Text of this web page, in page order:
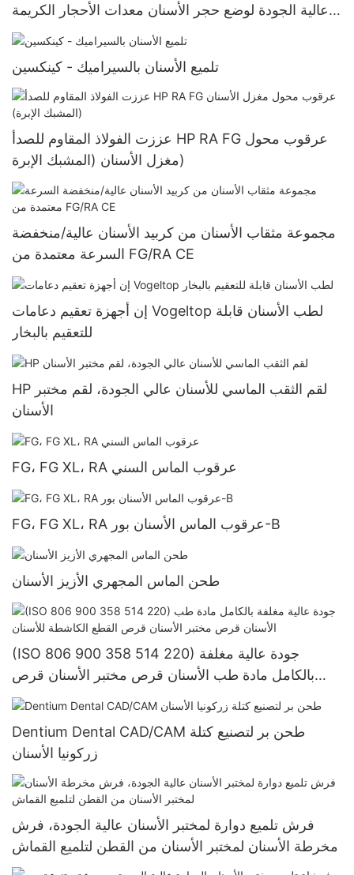
عالية الجودة لوضع حجر الأسنان معدات الأحجار الكريمة
تلميع رأس الطحن
تلميع الأسنان بالسيراميك - كينكسين
عززت الفولاذ المقاوم للصدأ HP RA FG عرقوب محول
مغزل الأسنان (المشبك الإبرة)
مجموعة مثقاب الأسنان من كربيد الأسنان عالية/منخفضة
السرعة معتمدة من FG/RA CE
إن أجهزة تعقيم دعامات Vogeltop لطب الأسنان قابلة
للتعقيم بالبخار
HP لقم الثقب الماسي للأسنان عالي الجودة، لقم مختبر
الأسنان
FG، FG XL، RA عرقوب الماس السني
FG، FG XL، RA عرقوب الماس الأسنان بور-B
طحن الماس المجهري الأزيز الأسنان
(ISO 806 900 358 514 220) جودة عالية مغلفة
بالكامل مادة طب الأسنان قرص مختبر الأسنان قرص
القطع الكاشطة للأسنان
Dentium Dental CAD/CAM طحن بر لتصنيع كتلة
زركونيا الأسنان
فرش تلميع دوارة لمختبر الأسنان عالية الجودة، فرش
مخرطة الأسنان لمختبر الأسنان من القطن لتلميع القماش